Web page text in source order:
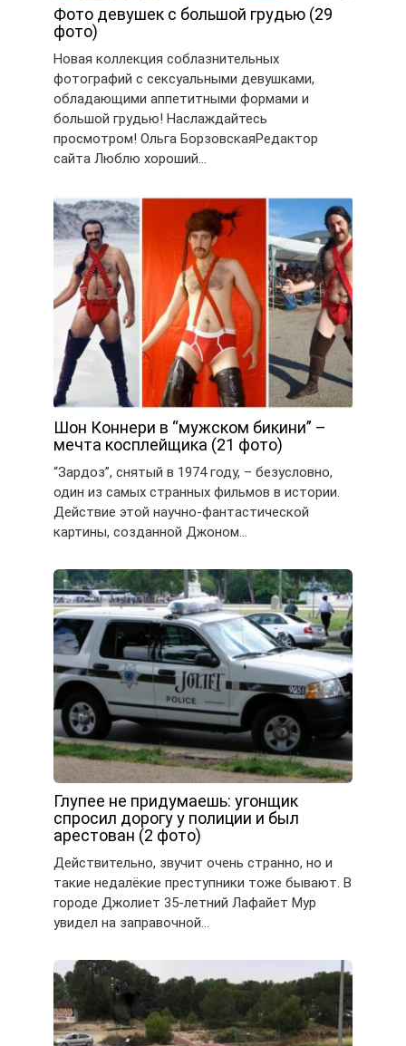
Фото девушек с большой грудью (29
фото)
Новая коллекция соблазнительных
фотографий с сексуальными девушками,
обладающими аппетитными формами и
большой грудью! Наслаждайтесь
просмотром! Ольга БорзовскаяРедактор
сайта Люблю хороший…
Шон Коннери в “мужском бикини” –
мечта косплейщика (21 фото)
“Зардоз”, снятый в 1974 году, – безусловно,
один из самых странных фильмов в истории.
Действие этой научно-фантастической
картины, созданной Джоном…
Глупее не придумаешь: угонщик
спросил дорогу у полиции и был
арестован (2 фото)
Действительно, звучит очень странно, но и
такие недалёкие преступники тоже бывают. В
городе Джолиет 35-летний Лафайет Мур
увидел на заправочной…